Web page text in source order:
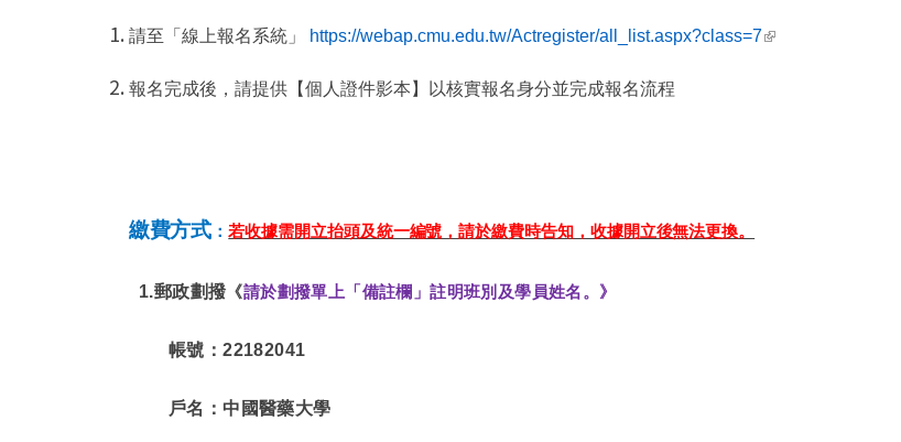
請至「線上報名系統」 https://webap.cmu.edu.tw/Actregister/all_list.aspx?class=7 (link is external)
報名完成後，請提供【個人證件影本】以核實報名身分並完成報名流程
繳費方式 ：若收據需開立抬頭及統一編號，請於繳費時告知，收據開立後無法更換。
1.郵政劃撥 《請於劃撥單上「備註欄」註明班別及學員姓名。》
帳號：22182041
戶名：中國醫藥大學